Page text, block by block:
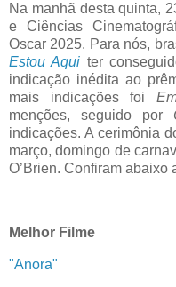
Na manhã desta quinta,
e Ciências
Oscar 2025. Para nós,
Estou Aqui ter
indicação inédita ao
mais indicações foi
menções, seguido por
indicações. A cerimônia
março, domingo de
O’Brien. Confiram
Melhor Filme
"Anora"